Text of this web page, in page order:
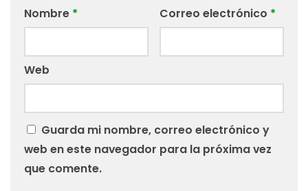
Nombre * Correo electrónico *
Web
Guarda mi nombre, correo electrónico y
web en este navegador para la próxima vez
que comente.